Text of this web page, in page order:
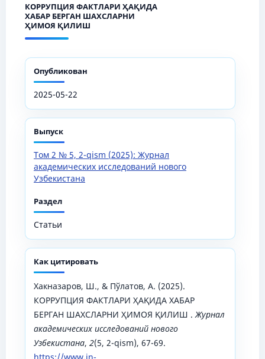
КОРРУПЦИЯ ФАКТЛАРИ ҲАҚИДА
ХАБАР БЕРГАН ШАХСЛАРНИ
ҲИМОЯ ҚИЛИШ
Опубликован
2025-05-22
Выпуск
Том 2 № 5, 2-qism (2025): Журнал
академических исследований нового
Узбекистана
Раздел
Статьи
Как цитировать
Хакназаров, Ш., & Пўлатов, А. (2025).
КОРРУПЦИЯ ФАКТЛАРИ ҲАҚИДА ХАБАР
БЕРГАН ШАХСЛАРНИ ҲИМОЯ ҚИЛИШ .Журнал
академических исследований нового
Узбекистана, 2(5, 2-qism), 67-69.